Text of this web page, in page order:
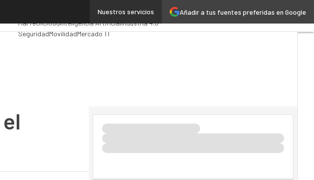
Añadir a tus fuentes preferidas en Google
Nuestros servicios
AnalyticsAdministración Pública
MarTechCloudInteligencia ArtificialIndustria 4.0
SeguridadMovilidadMercado TI